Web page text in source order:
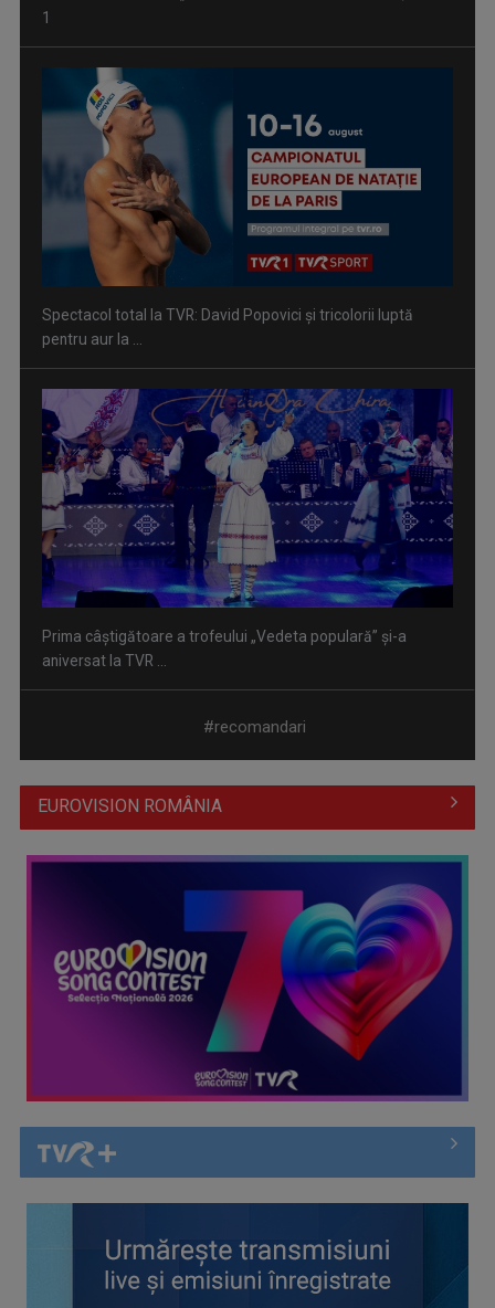
1
Spectacol total la TVR: David Popovici și tricolorii luptă
pentru aur la ...
Prima câştigătoare a trofeului „Vedeta populară” şi-a
aniversat la TVR ...
Întâlnire cu jazz-ul autohton, la TVR Cultural: „Contemporan
în România”, un ...
Piesa „Inimă, nu fi de piatră” a Corinei Chiriac ia argintul în
#recomandari
EUROVISION ROMÂNIA